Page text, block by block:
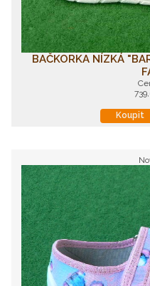
BAČKORKA NÍZKÁ
Koupit